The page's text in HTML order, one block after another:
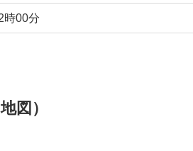
時00分
図）